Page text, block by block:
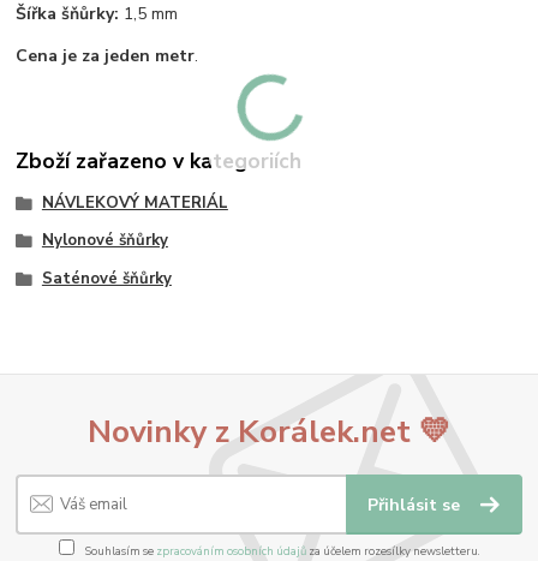
Šířka šňůrky: 1,5 mm
Cena je za jeden metr.
Zboží zařazeno v kategoriích
NÁVLEKOVÝ MATERIÁL
Nylonové šňůrky
Saténové šňůrky
Novinky z Korálek.net 💛
Přihlásit se
Souhlasím se zpracováním osobních údajůza účelem rozesílky newsletteru.